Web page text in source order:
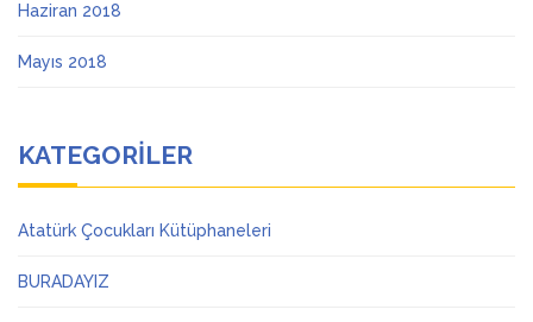
Haziran 2018
Mayıs 2018
KATEGORILER
Atatürk Çocukları Kütüphaneleri
BURADAYIZ